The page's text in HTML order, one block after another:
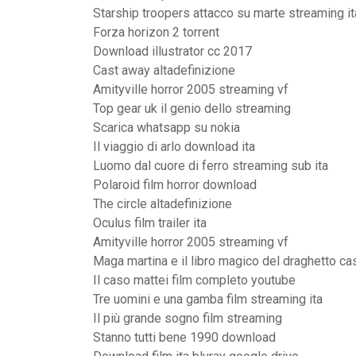
Starship troopers attacco su marte streaming
Forza horizon 2 torrent
Download illustrator cc 2017
Cast away altadefinizione
Amityville horror 2005 streaming vf
Top gear uk il genio dello streaming
Scarica whatsapp su nokia
Il viaggio di arlo download ita
Luomo dal cuore di ferro streaming sub ita
Polaroid film horror download
The circle altadefinizione
Oculus film trailer ita
Amityville horror 2005 streaming vf
Maga martina e il libro magico del draghetto
Il caso mattei film completo youtube
Tre uomini e una gamba film streaming ita
Il più grande sogno film streaming
Stanno tutti bene 1990 download